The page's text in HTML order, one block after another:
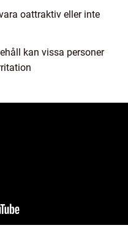
oattraktiv eller inte
kan vissa personer